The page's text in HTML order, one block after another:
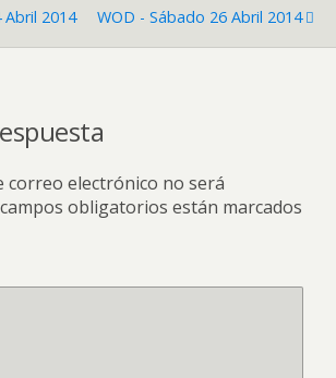
Abril 2014
WOD - Sábado 26 Abril 2014
correo electrónico no será
obligatorios están marcados